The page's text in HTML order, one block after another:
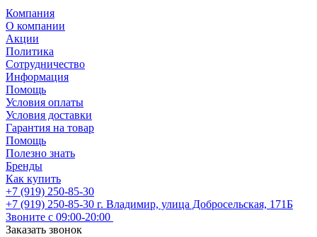
Компания
О компании
Акции
Политика
Сотрудничество
Информация
Помощь
Условия оплаты
Условия доставки
Гарантия на товар
Помощь
Полезно знать
Бренды
Как купить
+7 (919) 250-85-30
+7 (919) 250-85-30 г. Владимир, улица Добросельская, 171Б
Звоните с 09:00-20:00
Заказать звонок